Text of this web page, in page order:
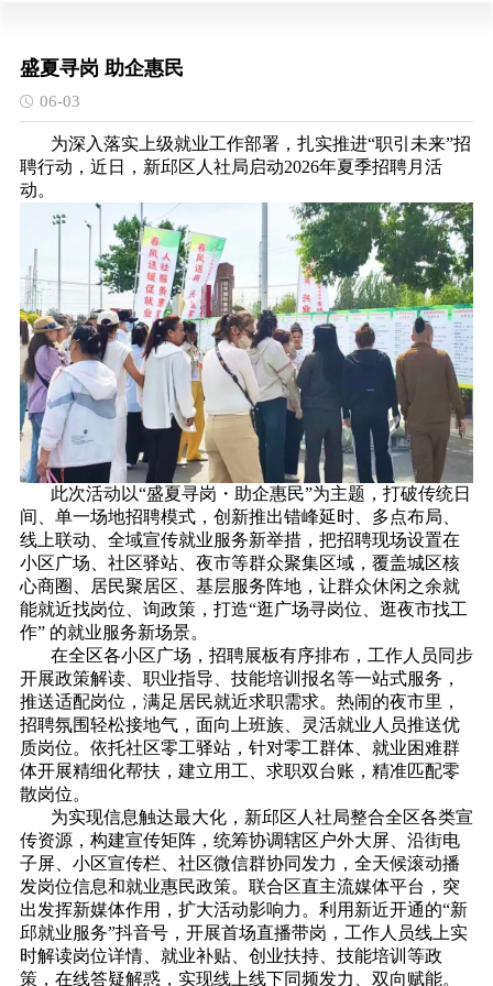
盛夏寻岗 助企惠民
06-03
为深入落实上级就业工作部署，扎实推进“职引未来”招
聘行动，近日，新邱区人社局启动2026年夏季招聘月活
动。
此次活动以“盛夏寻岗・助企惠民”为主题，打破传统日
间、单一场地招聘模式，创新推出错峰延时、多点布局、
线上联动、全域宣传就业服务新举措，把招聘现场设置在
小区广场、社区驿站、夜市等群众聚集区域，覆盖城区核
心商圈、居民聚居区、基层服务阵地，让群众休闲之余就
能就近找岗位、询政策，打造“逛广场寻岗位、逛夜市找工
作” 的就业服务新场景。
在全区各小区广场，招聘展板有序排布，工作人员同步
开展政策解读、职业指导、技能培训报名等一站式服务，
推送适配岗位，满足居民就近求职需求。热闹的夜市里，
招聘氛围轻松接地气，面向上班族、灵活就业人员推送优
质岗位。依托社区零工驿站，针对零工群体、就业困难群
体开展精细化帮扶，建立用工、求职双台账，精准匹配零
散岗位。
为实现信息触达最大化，新邱区人社局整合全区各类宣
传资源，构建宣传矩阵，统筹协调辖区户外大屏、沿街电
子屏、小区宣传栏、社区微信群协同发力，全天候滚动播
发岗位信息和就业惠民政策。联合区直主流媒体平台，突
出发挥新媒体作用，扩大活动影响力。利用新近开通的“新
邱就业服务”抖音号，开展首场直播带岗，工作人员线上实
时解读岗位详情、就业补贴、创业扶持、技能培训等政
策，在线答疑解惑，实现线上线下同频发力、双向赋能。